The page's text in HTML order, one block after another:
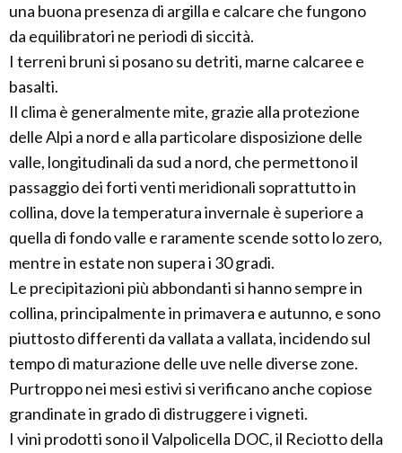
una buona presenza di argilla e calcare che fungono
da equilibratori ne periodi di siccità.
I terreni bruni si posano su detriti, marne calcaree e
basalti.
Il clima è generalmente mite, grazie alla protezione
delle Alpi a nord e alla particolare disposizione delle
valle, longitudinali da sud a nord, che permettono il
passaggio dei forti venti meridionali soprattutto in
collina, dove la temperatura invernale è superiore a
quella di fondo valle e raramente scende sotto lo zero,
mentre in estate non supera i 30 gradi.
Le precipitazioni più abbondanti si hanno sempre in
collina, principalmente in primavera e autunno, e sono
piuttosto differenti da vallata a vallata, incidendo sul
tempo di maturazione delle uve nelle diverse zone.
Purtroppo nei mesi estivi si verificano anche copiose
grandinate in grado di distruggere i vigneti.
I vini prodotti sono il Valpolicella DOC, il Reciotto della